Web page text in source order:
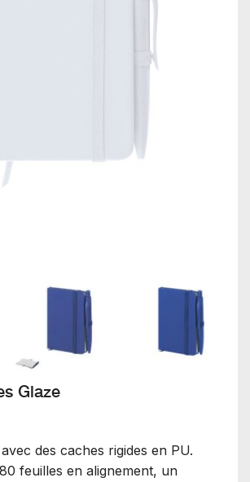
Glaze
des caches rigides en PU.
feuilles en alignement, un